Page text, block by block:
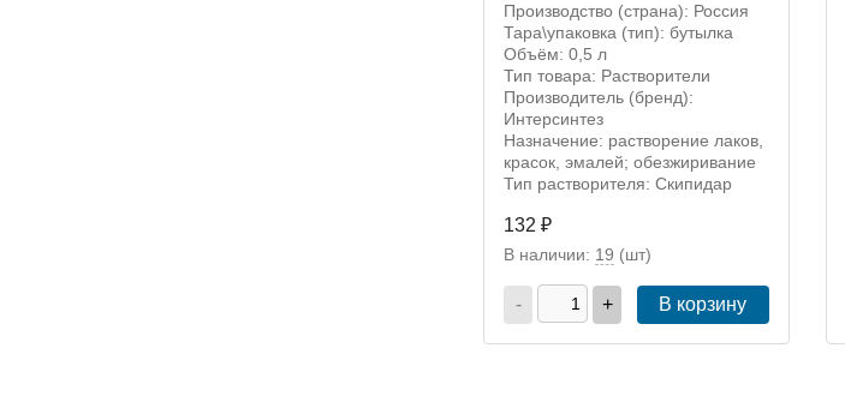
Производство (страна): Россия
Тара\упаковка (тип): бутылка
Объём: 0,5 л
Тип товара: Растворители
Производитель (бренд):
Интерсинтез
Назначение: растворение лаков,
красок, эмалей; обезжиривание
Тип растворителя: Скипидар
132 ₽
В наличии: 19 (шт)
- + В корзину